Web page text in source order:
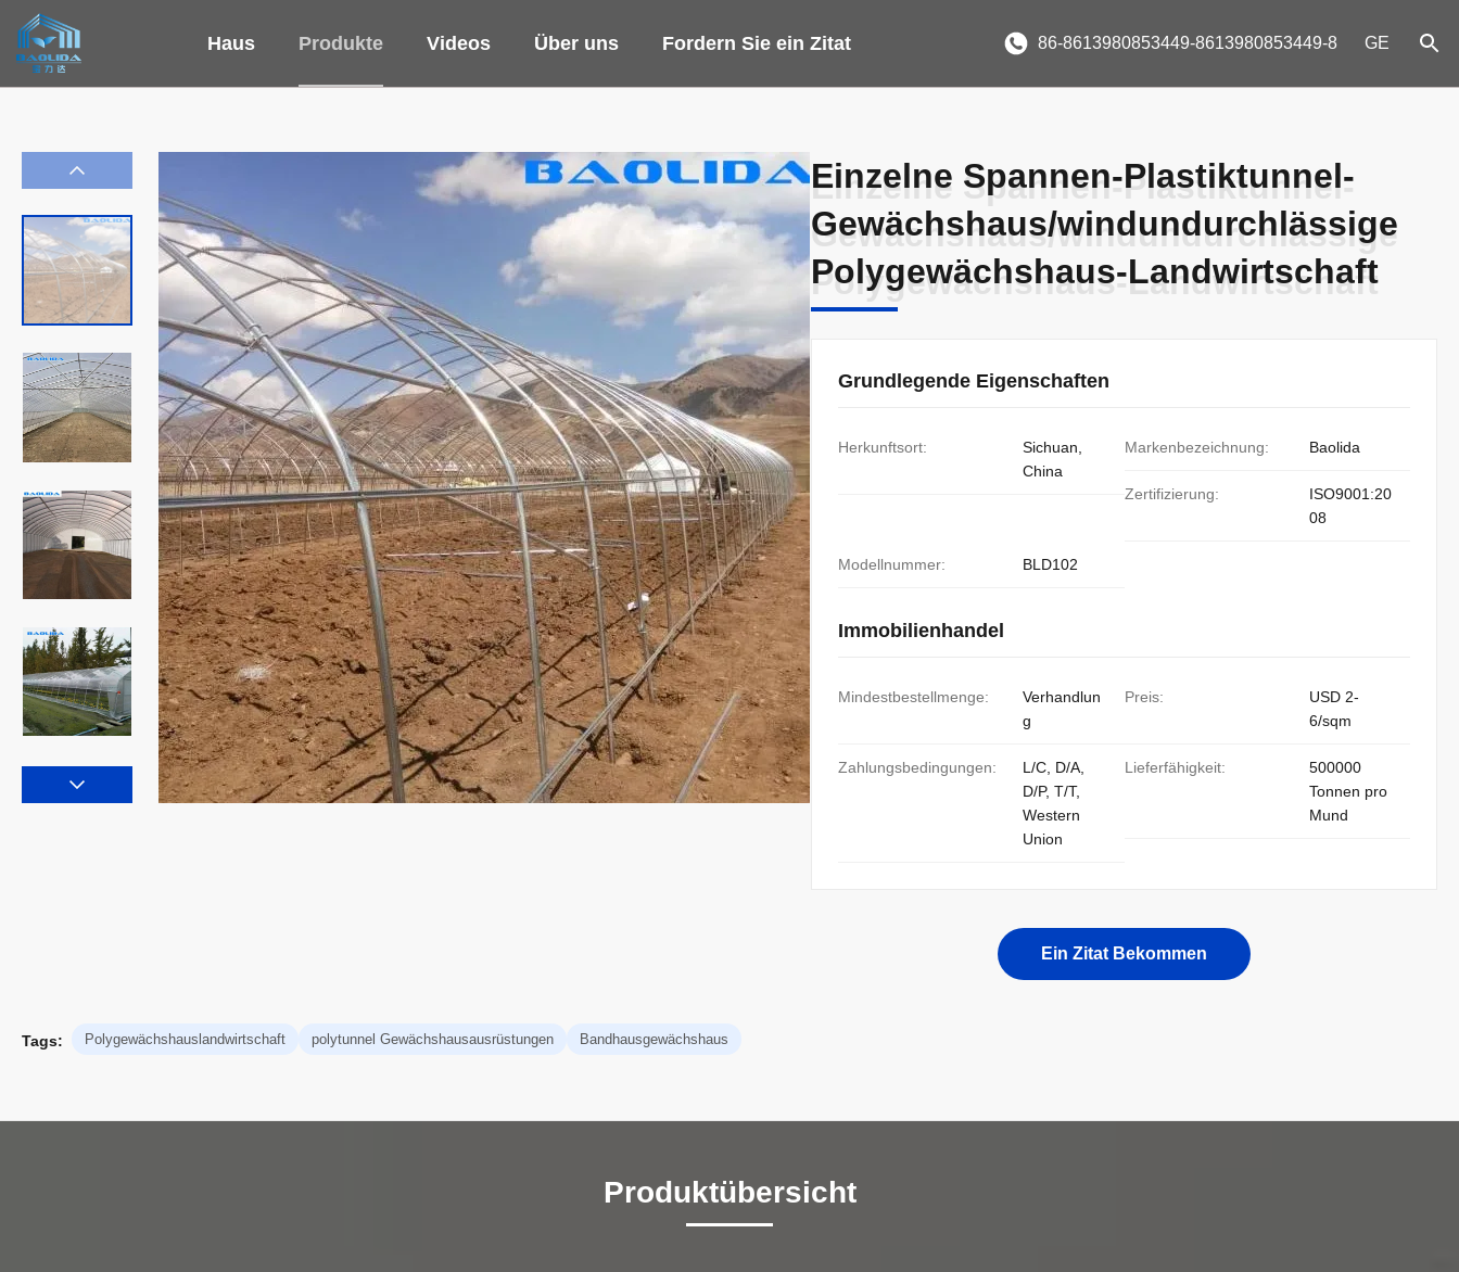
Haus Produkte Videos Über uns Fordern Sie ein Zitat 86-8613980853449-8613980853449-8 GE
Einzelne Spannen-Plastiktunnel-
Gewächshaus/windundurchlässige
Polygewächshaus-Landwirtschaft
Einzelne Spannen-Plastiktunnel-
Gewächshaus/windundurchlässige
Polygewächshaus-Landwirtschaft
Grundlegende Eigenschaften
Herkunftsort:
Sichuan,
China
Markenbezeichnung: Baolida
Zertifizierung:
ISO9001:20
08
Modellnummer: BLD102
Immobilienhandel
Mindestbestellmenge:
Verhandlun
g
Preis:
USD 2-
6/sqm
Zahlungsbedingungen:
L/C, D/A,
D/P, T/T,
Western
Union
Lieferfähigkeit:
500000
Tonnen pro
Mund
Ein Zitat Bekommen
Tags: Polygewächshauslandwirtschaft polytunnel Gewächshausausrüstungen Bandhausgewächshaus
Produktübersicht